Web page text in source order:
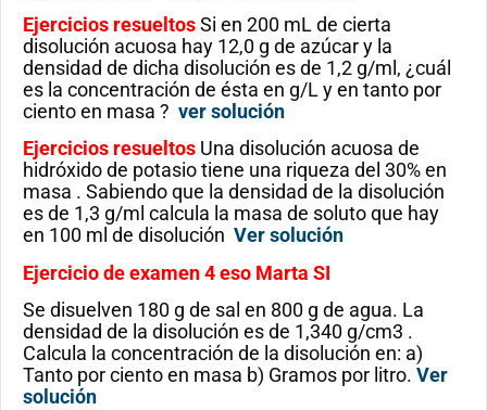
Ejercicios resueltosSi en 200 mL de cierta
disolución acuosa hay 12,0 g de azúcar y la
densidad de dicha disolución es de 1,2 g/ml, ¿cuál
es la concentración de ésta en g/L y en tanto por
ciento en masa ? ver solución
Ejercicios resueltos Una disolución acuosa de
hidróxido de potasio tiene una riqueza del 30% en
masa . Sabiendo que la densidad de la disolución
es de 1,3 g/ml calcula la masa de soluto que hay
en 100 ml de disolución Ver solución
Ejercicio de examen 4 eso Marta SI
Se disuelven 180 g de sal en 800 g de agua. La
densidad de la disolución es de 1,340 g/cm3 .
Calcula la concentración de la disolución en: a)
Tanto por ciento en masa b) Gramos por litro. Ver
solución